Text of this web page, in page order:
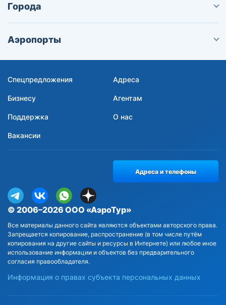
Города
Аэропорты
Спецпредложения Адреса
Бизнесу Агентам
Поддержка О нас
Вакансии
© 2006–2026 ООО «АэроТур»
Все материалы данного сайта являются объектами авторского права.
Запрещается копирование, распространение (в том числе путём
копирования на другие сайты и ресурсы в Интернете) или любое иное
использование информации и объектов без предварительного
согласия правообладателя.
Информация о правах субъекта персональных данных
Адреса и телефоны